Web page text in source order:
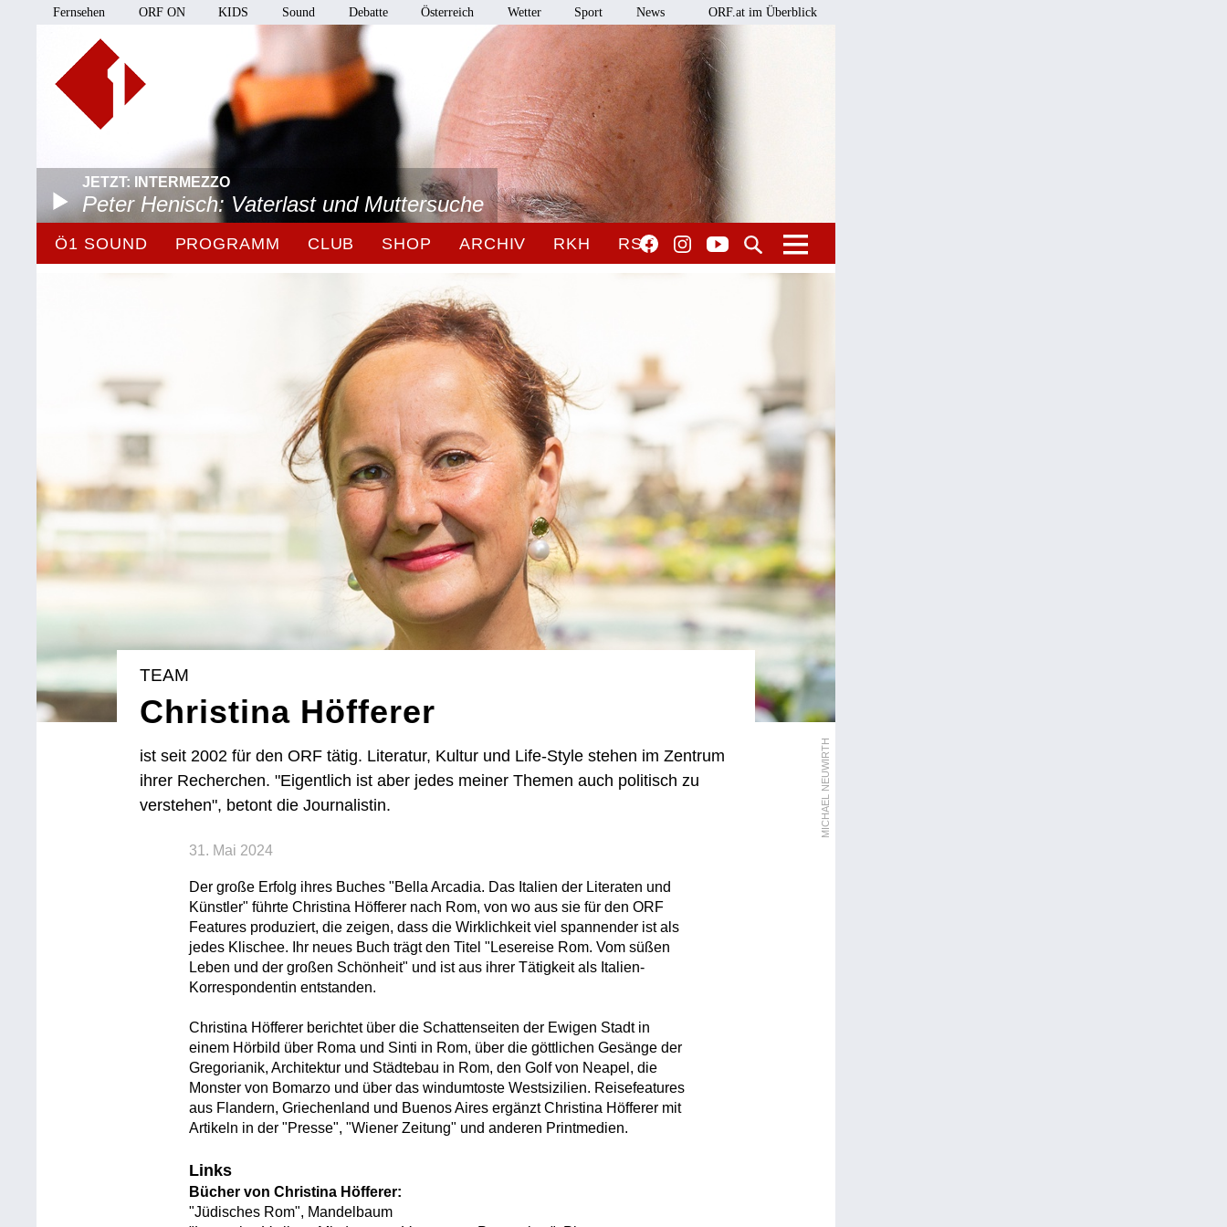
Fernsehen ORF ON KIDS Sound Debatte Österreich Wetter Sport News ORF.at im Überblick
JETZT: INTERMEZZO
Peter Henisch: Vaterlast und Muttersuche
Ö1 SOUND PROGRAMM CLUB SHOP ARCHIV RKH RSO
MICHAEL NEUWIRTH
TEAM
Christina Höfferer
ist seit 2002 für den ORF tätig. Literatur, Kultur und Life-Style stehen im Zentrum
ihrer Recherchen. "Eigentlich ist aber jedes meiner Themen auch politisch zu
verstehen", betont die Journalistin.
31. Mai 2024
Der große Erfolg ihres Buches "Bella Arcadia. Das Italien der Literaten und
Künstler" führte Christina Höfferer nach Rom, von wo aus sie für den ORF
Features produziert, die zeigen, dass die Wirklichkeit viel spannender ist als
jedes Klischee. Ihr neues Buch trägt den Titel "Lesereise Rom. Vom süßen
Leben und der großen Schönheit" und ist aus ihrer Tätigkeit als Italien-
Korrespondentin entstanden.
Christina Höfferer berichtet über die Schattenseiten der Ewigen Stadt in
einem Hörbild über Roma und Sinti in Rom, über die göttlichen Gesänge der
Gregorianik, Architektur und Städtebau in Rom, den Golf von Neapel, die
Monster von Bomarzo und über das windumtoste Westsizilien. Reisefeatures
aus Flandern, Griechenland und Buenos Aires ergänzt Christina Höfferer mit
Artikeln in der "Presse", "Wiener Zeitung" und anderen Printmedien.
Links
Bücher von Christina Höfferer:
"Jüdisches Rom", Mandelbaum